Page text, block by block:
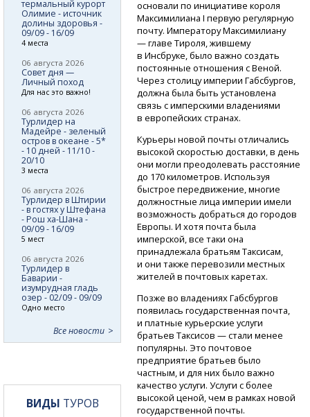
основали по инициативе короля
Максимилиана I первую регулярную
почту. Императору Максимилиану
— главе Тироля, жившему
в Инсбруке, было важно создать
постоянные отношения с Веной.
Через столицу империи Габсбургов,
должна была быть установлена
связь с имперскими владениями
в европейских странах.
Курьеры новой почты отличались
высокой скоростью доставки, в день
они могли преодолевать расстояние
до 170 километров. Используя
быстрое передвижение, многие
должностные лица империи имели
возможность добраться до городов
Европы. И хотя почта была
имперской, все таки она
принадлежала братьям Таксисам,
и они также перевозили местных
жителей в почтовых каретах.
Позже во владениях Габсбургов
появилась государственная почта,
и платные курьерские услуги
братьев Таксисов — стали менее
популярны. Это почтовое
предприятие братьев было
частным, и для них было важно
качество услуги. Услуги с более
высокой ценой, чем в рамках новой
государственной почты.
термальный курорт
Олимие - источник
долины здоровья -
09/09 - 16/09
4 места
06 августа 2026
Совет дня —
Личный поход
Для нас это важно!
06 августа 2026
Турлидер на
Мадейре - зеленый
остров в океане - 5*
- 10 дней - 11/10 -
20/10
3 места
06 августа 2026
Турлидер в Штирии
- в гостях у Штефана
- Рош ха-Шана -
09/09 - 16/09
5 мест
06 августа 2026
Турлидер в
Баварии -
изумрудная гладь
озер - 02/09 - 09/09
Одно место
Все новости
ВИДЫ ТУРОВ